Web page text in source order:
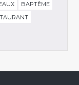
BAPTÊME